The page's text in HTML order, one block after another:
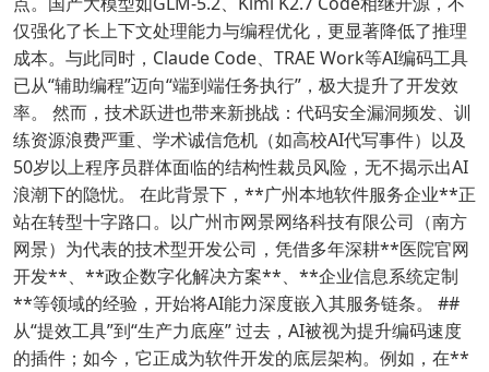
仅强化了长上下文处理能力与编程优化，更显著降低了推理
成本。与此同时，Claude Code、TRAE Work等AI编码工具
已从“辅助编程”迈向“端到端任务执行”，极大提升了开发效
率。 然而，技术跃进也带来新挑战：代码安全漏洞频发、训
练资源浪费严重、学术诚信危机（如高校AI代写事件）以及
50岁以上程序员群体面临的结构性裁员风险，无不揭示出AI
浪潮下的隐忧。 在此背景下，**广州本地软件服务企业**正
站在转型十字路口。以广州市网景网络科技有限公司（南方
网景）为代表的技术型开发公司，凭借多年深耕**医院官网
开发**、**政企数字化解决方案**、**企业信息系统定制
**等领域的经验，开始将AI能力深度嵌入其服务链条。 ##
从“提效工具”到“生产力底座” 过去，AI被视为提升编码速度
的插件；如今，它正成为软件开发的底层架构。例如，在**